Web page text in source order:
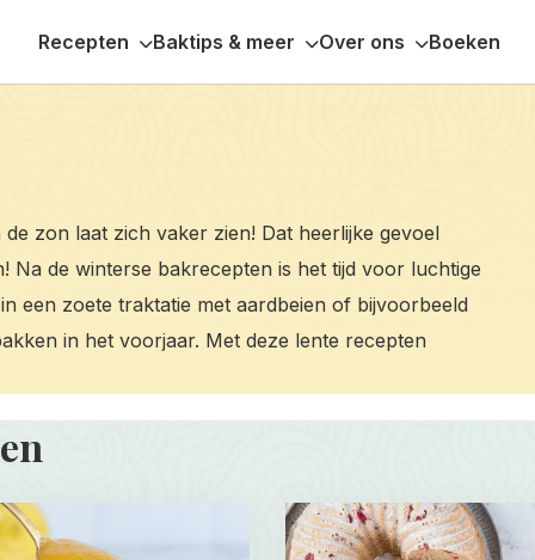
Recepten Baktips & meer Over ons Boeken
zon laat zich vaker zien! Dat heerlijke gevoel
Na de winterse bakrecepten is het tijd voor luchtige
een zoete traktatie met aardbeien of bijvoorbeeld
in het voorjaar. Met deze lente recepten
Read
more